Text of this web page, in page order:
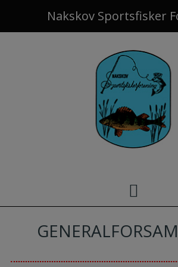
indholdet
Nakskov Sportsfisker